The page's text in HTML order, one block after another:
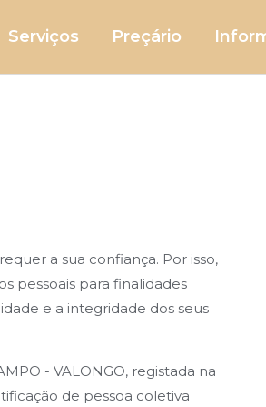
Serviços Preçário
a sua confiança. Por isso,
pessoais para finalidades
e a integridade dos seus
- VALONGO, registada na
de pessoa coletiva